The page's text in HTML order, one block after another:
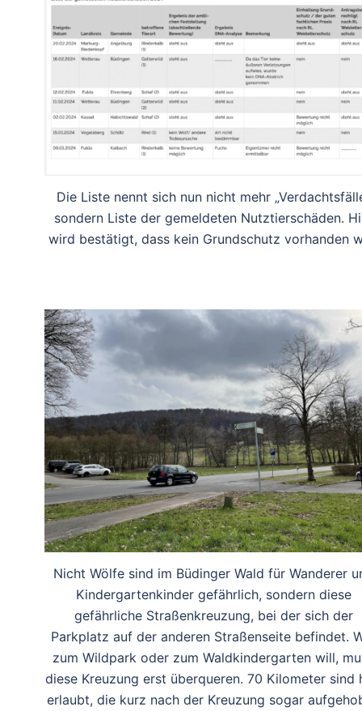
Die Liste nennt sich nun nicht mehr
sondern Liste der gemeldeten Nutztierschäden.
wird bestätigt, dass kein Grundschutz vorhanden
Nicht Wölfe sind im Büdinger Wald für Wanderer
Kindergartenkinder gefährlich, sondern diese
gefährliche Straßenkreuzung, bei der sich der
Parkplatz auf der anderen Straßenseite befindet.
zum Wildpark oder zum Waldkindergarten will,
diese Kreuzung erst überqueren. 70 Kilometer sind
erlaubt, die kurz nach der Kreuzung sogar